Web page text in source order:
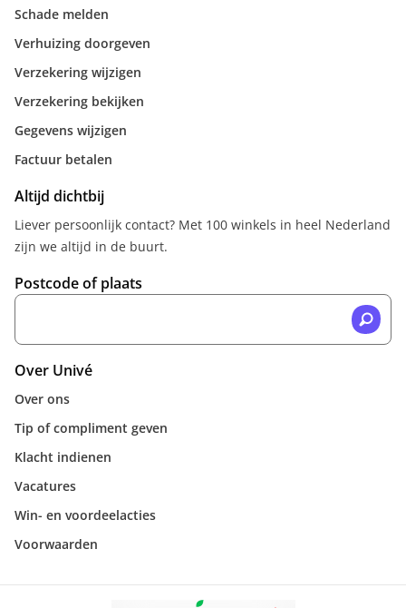
Schade melden
Verhuizing doorgeven
Verzekering wijzigen
Verzekering bekijken
Gegevens wijzigen
Factuur betalen
Altijd dichtbij
Liever persoonlijk contact? Met 100 winkels in heel Nederland
zijn we altijd in de buurt.
Postcode of plaats
Over Univé
Over ons
Tip of compliment geven
Klacht indienen
Vacatures
Win- en voordeelacties
Voorwaarden